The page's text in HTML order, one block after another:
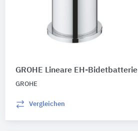
GROHE Lineare EH-Bidetbatterie
GROHE
Vergleichen